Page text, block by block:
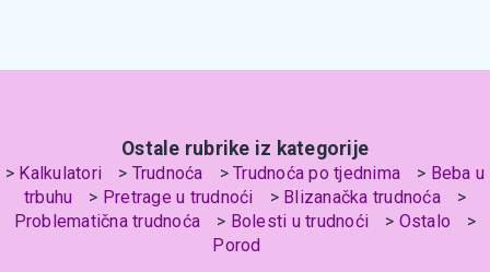
Ostale rubrike iz kategorije
Kalkulatori Trudnoća Trudnoća po tjednima
Beba u
trbuhu
Pretrage u trudnoći
Blizanačka trudnoća
Problematična trudnoća
Bolesti u trudnoći
Ostalo
Porod